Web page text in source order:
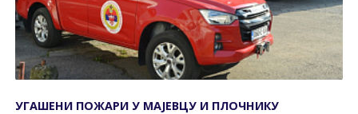
УГАШЕНИ ПОЖАРИ У МАЈЕВЦУ И ПЛОЧНИКУ